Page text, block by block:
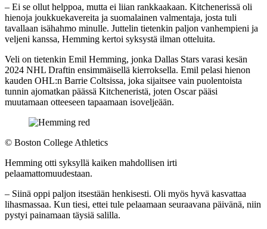
– Ei se ollut helppoa, mutta ei liian rankkaakaan. Kitchenerissä oli
hienoja joukkuekavereita ja suomalainen valmentaja, josta tuli
tavallaan isähahmo minulle. Juttelin tietenkin paljon vanhempieni ja
veljeni kanssa, Hemming kertoi syksystä ilman otteluita.
Veli on tietenkin Emil Hemming, jonka Dallas Stars varasi kesän
2024 NHL Draftin ensimmäisellä kierroksella. Emil pelasi hienon
kauden OHL:n Barrie Coltsissa, joka sijaitsee vain puolentoista
tunnin ajomatkan päässä Kitcheneristä, joten Oscar pääsi
muutamaan otteeseen tapaamaan isoveljeään.
© Boston College Athletics
Hemming otti syksyllä kaiken mahdollisen irti
pelaamattomuudestaan.
– Siinä oppi paljon itsestään henkisesti. Oli myös hyvä kasvattaa
lihasmassaa. Kun tiesi, ettei tule pelaamaan seuraavana päivänä, niin
pystyi painamaan täysiä salilla.